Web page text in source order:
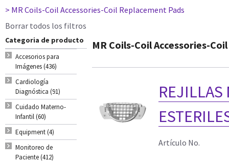
> MR Coils-Coil Accessories-Coil Replacement Pads
Borrar todos los filtros
Categoria de producto
Accesorios para
Imágenes (436)
Cardiología
Diagnóstica (91)
Cuidado Materno-
Infantil (60)
Equipment (4)
Monitoreo de
Paciente (412)
MR Coils-Coil Accessories-
REJILLAS
Artículo No.